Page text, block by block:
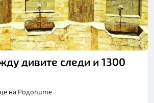
дивите следи и 1300
на Родопите